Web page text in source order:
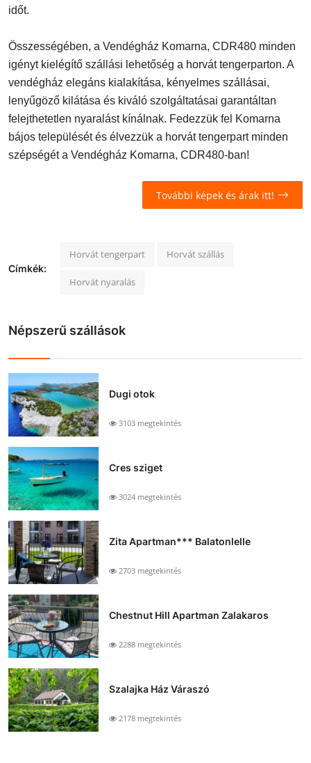
időt.
Összességében, a Vendégház Komarna, CDR480 minden
igényt kielégítő szállási lehetőség a horvát tengerparton. A
vendégház elegáns kialakítása, kényelmes szállásai,
lenyűgöző kilátása és kiváló szolgáltatásai garantáltan
felejthetetlen nyaralást kínálnak. Fedezzük fel Komarna
bájos települését és élvezzük a horvát tengerpart minden
szépségét a Vendégház Komarna, CDR480-ban!
További képek és árak itt!
Címkék:
Horvát tengerpart Horvát szállás
Horvát nyaralás
Népszerű szállások
Dugi otok
3103 megtekintés
Cres sziget
3024 megtekintés
Zita Apartman*** Balatonlelle
2703 megtekintés
Chestnut Hill Apartman Zalakaros
2288 megtekintés
Szalajka Ház Váraszó
2178 megtekintés